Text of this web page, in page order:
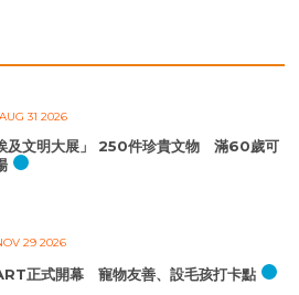
31 2026
及文明大展」 250件珍貴文物 滿60歲可
29 2026
正式開幕 寵物友善、設毛孩打卡點